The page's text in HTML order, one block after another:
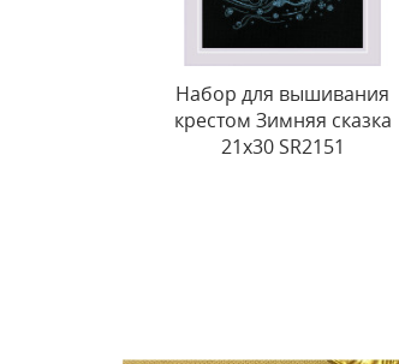
Набор для вышивания
крестом "Парк Гуэль" 60x30
SR2199